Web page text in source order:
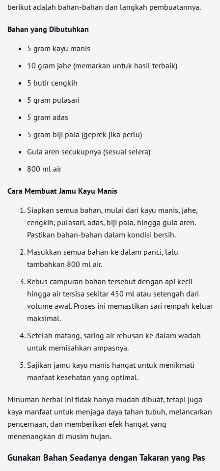
berikut adalah bahan-bahan dan langkah pembuatannya.
Bahan yang Dibutuhkan
5 gram kayu manis
10 gram jahe (memarkan untuk hasil terbaik)
5 butir cengkih
5 gram pulasari
5 gram adas
5 gram biji pala (geprek jika perlu)
Gula aren secukupnya (sesuai selera)
800 ml air
Cara Membuat Jamu Kayu Manis
Siapkan semua bahan, mulai dari kayu manis, jahe,
cengkih, pulasari, adas, biji pala, hingga gula aren.
Pastikan bahan-bahan dalam kondisi bersih.
Masukkan semua bahan ke dalam panci, lalu
tambahkan 800 ml air.
Rebus campuran bahan tersebut dengan api kecil
hingga air tersisa sekitar 450 ml atau setengah dari
volume awal. Proses ini memastikan sari rempah keluar
maksimal.
Setelah matang, saring air rebusan ke dalam wadah
untuk memisahkan ampasnya.
Sajikan jamu kayu manis hangat untuk menikmati
manfaat kesehatan yang optimal.
Minuman herbal ini tidak hanya mudah dibuat, tetapi juga
kaya manfaat untuk menjaga daya tahan tubuh, melancarkan
pencernaan, dan memberikan efek hangat yang
menenangkan di musim hujan.
Gunakan Bahan Seadanya dengan Takaran yang Pas